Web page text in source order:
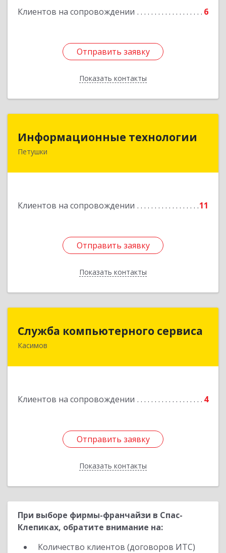
Клиентов на сопровождении 6
Отправить заявку
Показать контакты
Отправить заявку
Назад
Информационные технологии
Петушки
Клиентов на сопровождении 11
Отправить заявку
Показать контакты
Информационные технологии
Отправить заявку
Назад
Служба компьютерного сервиса
Касимов
Клиентов на сопровождении 4
Отправить заявку
Показать контакты
Служба компьютерного сервиса
391300, Рязанская обл., г.Касимов, ул.Советская
Отправить заявку
Назад
При выборе фирмы-франчайзи в Спас-
Клепиках, обратите внимание на:
Количество клиентов (договоров ИТС)